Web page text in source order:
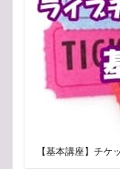
【基本講座】チ